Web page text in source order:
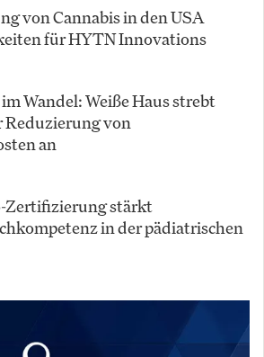
von Cannabis in den USA
für HYTN Innovations
Wandel: Weiße Haus strebt
Reduzierung von
an
Zertifizierung stärkt
in der pädiatrischen